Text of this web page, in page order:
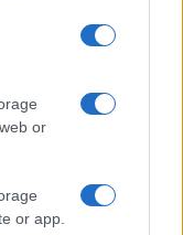
or
or app.